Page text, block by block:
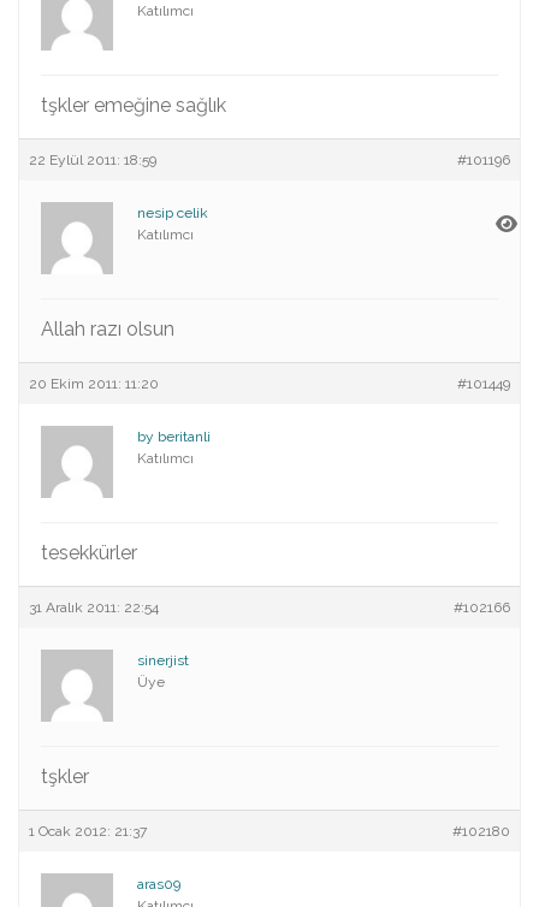
Katılımcı
tşkler emeğine sağlık
22 Eylül 2011: 18:59 #101196
nesip celik
Katılımcı
Allah razı olsun
20 Ekim 2011: 11:20 #101449
by beritanli
Katılımcı
tesekkürler
31 Aralık 2011: 22:54 #102166
sinerjist
Üye
tşkler
1 Ocak 2012: 21:37 #102180
aras09